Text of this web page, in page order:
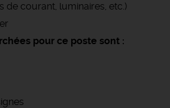
de courant, luminaires, etc.)
pour ce poste sont :